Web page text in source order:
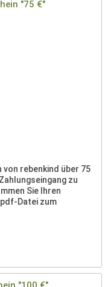
von rebenkind über 75
zu
Sie Ihren
Datei zum